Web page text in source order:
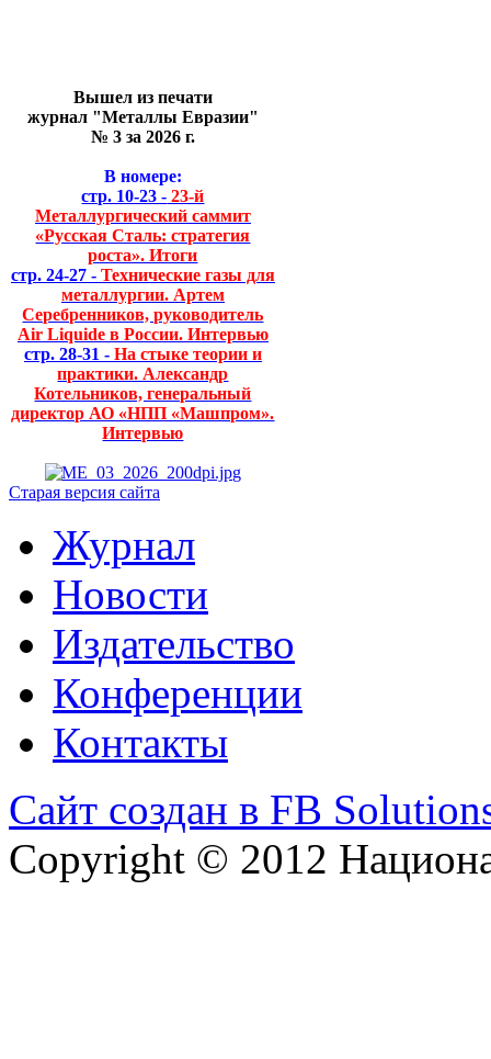
Вышел из печати
журнал "Металлы Евразии"
№ 3 за 2026 г.
В номере:
стр. 10-23 - 23-й
Металлургический саммит
«Русская Сталь: стратегия
роста». Итоги
стр. 24-27 - Технические газы для
металлургии. Артем
Серебренников, руководитель
Air Liquide в России. Интервью
стр. 28-31 - На стыке теории и
практики. Александр
Котельников, генеральный
директор АО «НПП «Машпром».
Интервью
Старая версия сайта
Журнал
Новости
Издательство
Конференции
Контакты
Сайт создан в FB
Copyright © 2012